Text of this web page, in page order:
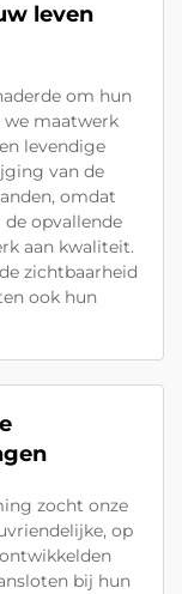
leven
om hun
we maatwerk
levendige
van de
omdat
opvallende
aan kwaliteit.
zichtbaarheid
ook hun
zocht onze
op
bij hun